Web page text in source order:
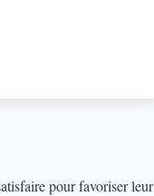
pour favoriser leur